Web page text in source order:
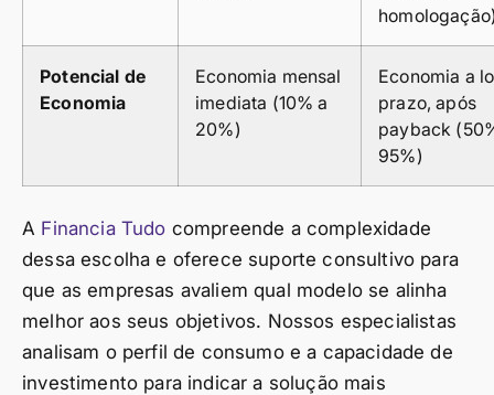
Potencial de
Economia
Economia mensal
imediata (10% a
20%)
Economia a
prazo, após
payback
95%)
A Financia Tudo compreende a complexidade
dessa escolha e oferece suporte consultivo para
que as empresas avaliem qual modelo se alinha
melhor aos seus objetivos. Nossos especialistas
analisam o perfil de consumo e a capacidade de
investimento para indicar a solução mais